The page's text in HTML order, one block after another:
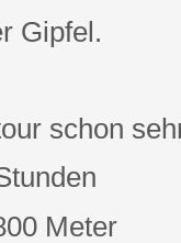
Gipfel.
schon
Meter